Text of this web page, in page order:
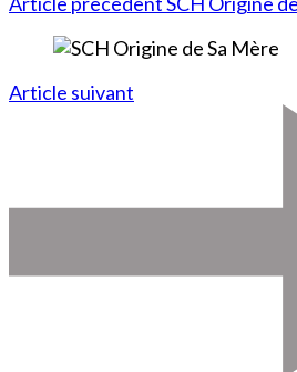
Article suivant